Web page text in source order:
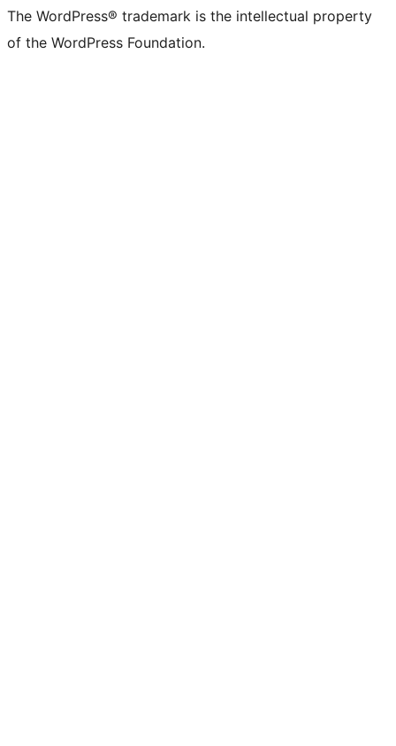
The WordPress® trademark is the intellectual property
of the WordPress Foundation.